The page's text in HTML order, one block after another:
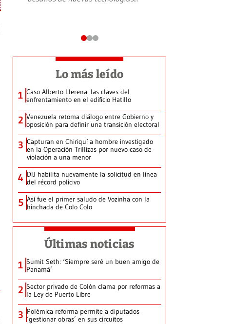
Lo más leído
1 Caso Alberto Llerena: las claves del
enfrentamiento en el edificio Hatillo
2 Venezuela retoma diálogo entre Gobierno y
oposición para definir una transición electoral
3 Capturan en Chiriquí a hombre investigado
en la Operación Trillizas por nuevo caso de
violación a una menor
4 DIJ habilita nuevamente la solicitud en línea
del récord policivo
5 Así fue el primer saludo de Vozinha con la
hinchada de Colo Colo
Últimas noticias
1 Sumit Seth: ‘Siempre seré un buen amigo de
Panamá’
2 Sector privado de Colón clama por reformas a
la Ley de Puerto Libre
3 Polémica reforma permite a diputados
‘gestionar obras’ en sus circuitos